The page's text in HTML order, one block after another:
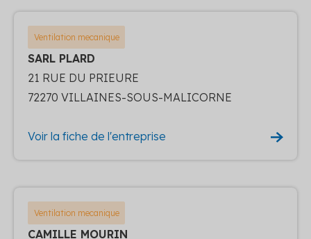
Ventilation mecanique
SARL PLARD
21 RUE DU PRIEURE
72270 VILLAINES-SOUS-MALICORNE
Voir la fiche de l'entreprise
Ventilation mecanique
CAMILLE MOURIN